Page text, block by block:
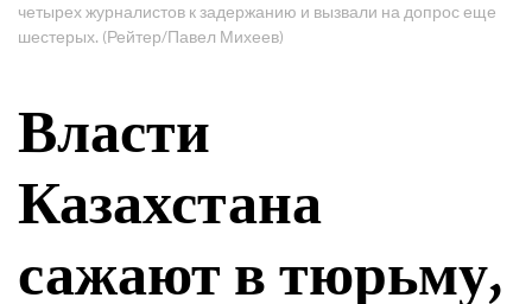
четырех журналистов к задержанию и вызвали на допрос еще
шестерых. (Рейтер/Павел Михеев)
Власти
Казахстана
сажают в тюрьму,